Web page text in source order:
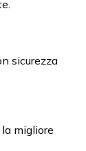
sicurezza
migliore